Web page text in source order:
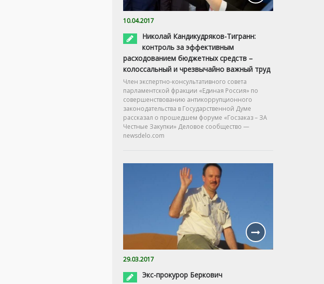
10.04.2017
Николай Кандикудряков-Тигранн:
контроль за эффективным
расходованием бюджетных средств –
колоссальный и чрезвычайно важный труд
Член экспертно-консультативного совета
парламентской фракции «Единая Россия» по
совершенствованию антикоррупционного
законодательства в Государственной Думе
рассказал о прошедшем форуме «Госзаказ – ЗА
Честные Закупки» Деловое сообщество —
newsdelo.com
29.03.2017
Экс-прокурор Беркович